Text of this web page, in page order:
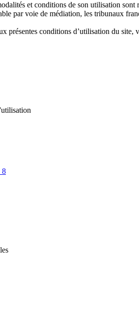
et conditions de son utilisation
par voie de médiation, les tribunaux
présentes conditions d’utilisation du site,
8